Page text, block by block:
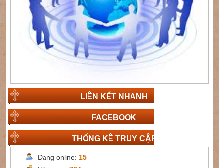
LIÊN KẾT NHANH
FACEBOOK
THỐNG KÊ TRUY CẬP
Đang online: 15